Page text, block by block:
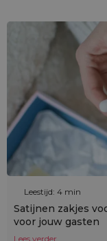
Leestijd: 4 min
Satijnen zakjes
voor jouw gasten
Lees verder